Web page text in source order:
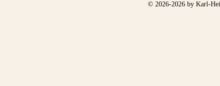
© 2026-2026 by Karl-